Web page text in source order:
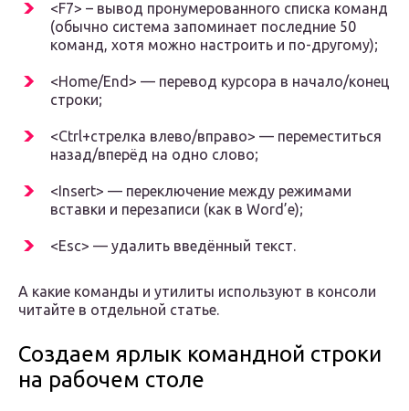
<F7> – вывод пронумерованного списка команд
(обычно система запоминает последние 50
команд, хотя можно настроить и по-другому);
<Home/End> — перевод курсора в начало/конец
строки;
<Ctrl+стрелка влево/вправо> — переместиться
назад/вперёд на одно слово;
<Insert> — переключение между режимами
вставки и перезаписи (как в Word’е);
<Esc> — удалить введённый текст.
А какие команды и утилиты используют в консоли
читайте в отдельной статье.
Создаем ярлык командной строки
на рабочем столе